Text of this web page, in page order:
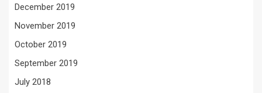
December 2019
November 2019
October 2019
September 2019
July 2018